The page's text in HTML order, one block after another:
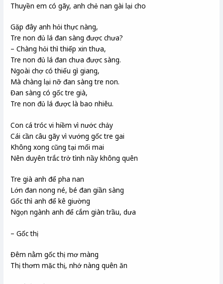
Thuyền em có gãy, anh chẻ nan gài lại cho
Gặp đây anh hỏi thực nàng,
Tre non đủ lá đan sàng được chưa?
– Chàng hỏi thì thiếp xin thưa,
Tre non đủ lá đan chưa được sàng.
Ngoài chợ có thiếu gì giang,
Mà chàng lại nỡ đan sàng tre non.
Đan sàng có gốc tre già,
Tre non đủ lá được là bao nhiêu.
Con cá tróc vi hiềm vì nước chảy
Cái cần câu gãy vì vướng gốc tre gai
Không xong cũng tại mối mai
Nên duyên trắc trở tình nầy không quên
Tre già anh để pha nan
Lớn đan nong né, bé đan giần sàng
Gốc thì anh để kê giường
Ngọn ngành anh để cắm giàn trầu, dưa
– Gốc thị
Đêm nằm gốc thị mơ màng
Thị thơm mặc thị, nhớ nàng quên ăn